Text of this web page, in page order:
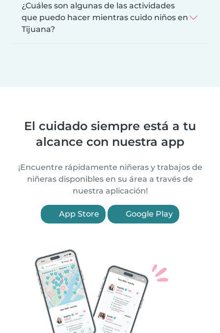
¿Cuáles son algunas de las actividades
que puedo hacer mientras cuido niños en
Tijuana?
El cuidado siempre está a tu
alcance con nuestra app
¡Encuentre rápidamente niñeras y trabajos de
niñeras disponibles en su área a través de
nuestra aplicación!
App Store Google Play